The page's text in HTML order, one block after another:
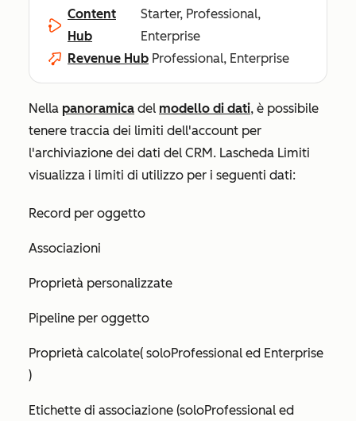
Content
Hub
Starter, Professional,
Enterprise
Revenue Hub Professional, Enterprise
Nella panoramica del modello di dati, è possibile
tenere traccia dei limiti dell'account per
l'archiviazione dei dati del CRM. Lascheda Limiti
visualizza i limiti di utilizzo per i seguenti dati:
Record per oggetto
Associazioni
Proprietà personalizzate
Pipeline per oggetto
Proprietà calcolate( soloProfessional ed Enterprise
)
Etichette di associazione (soloProfessional ed